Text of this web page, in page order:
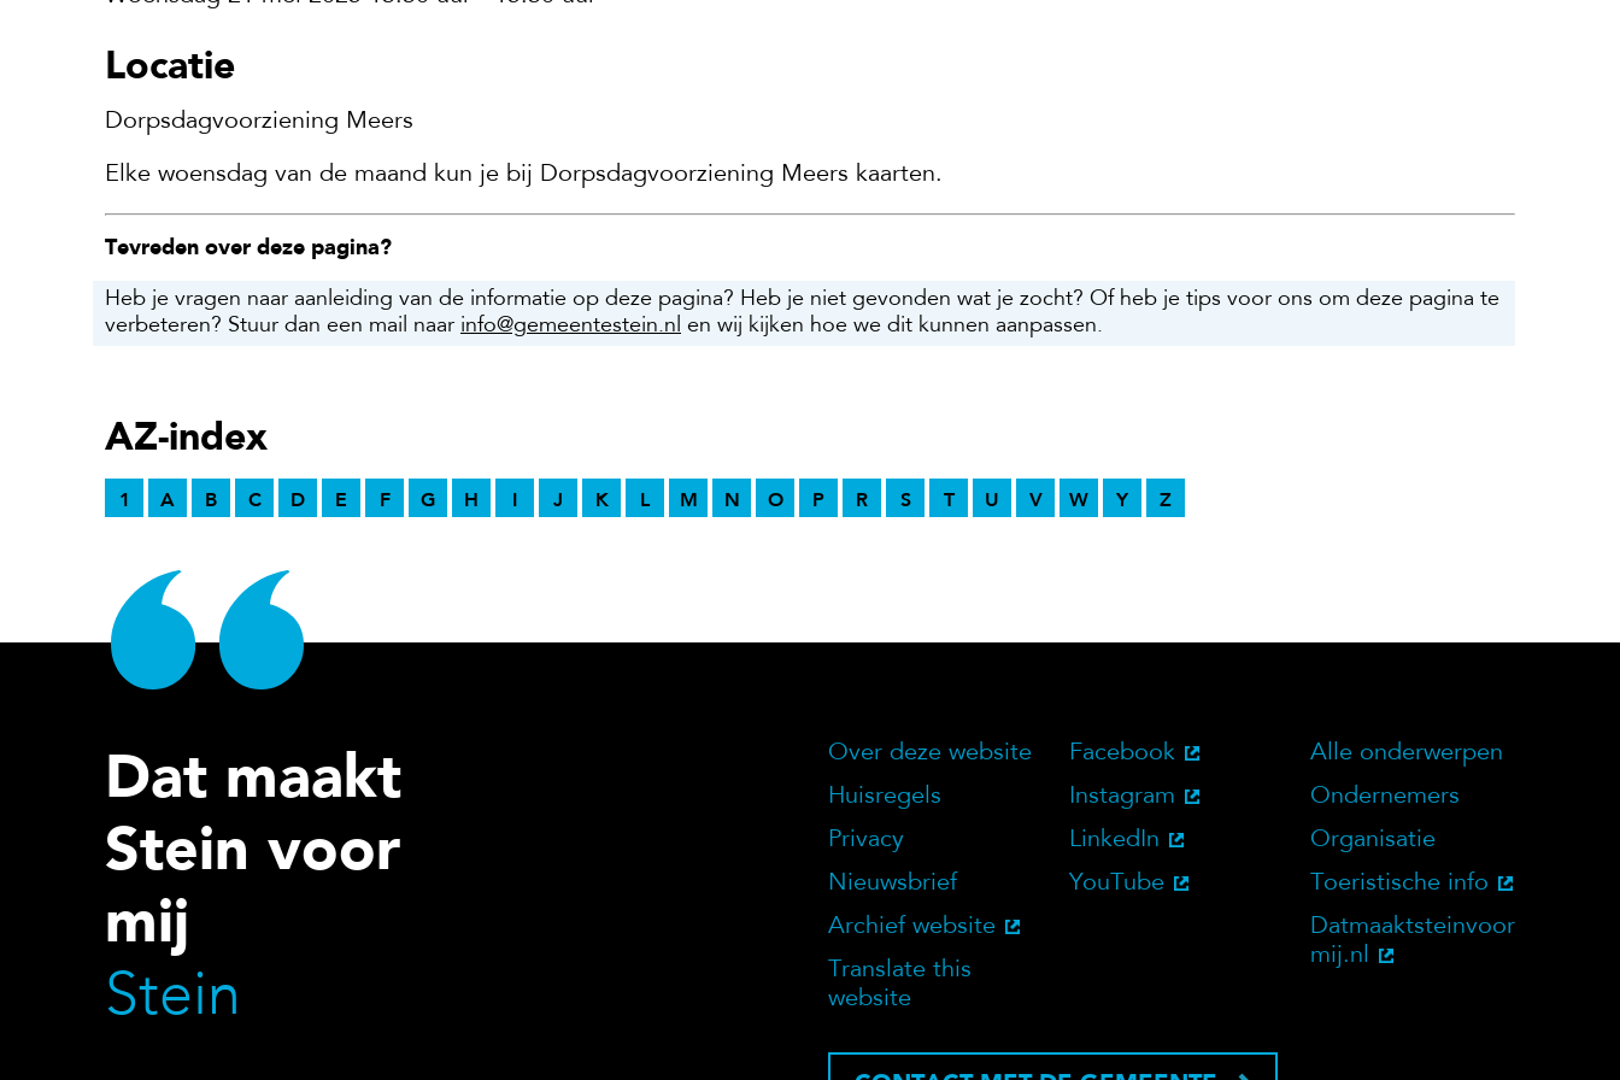
Locatie
Dorpsdagvoorziening Meers
Elke woensdag van de maand kun je bij Dorpsdagvoorziening Meers kaarten.
Tevreden over deze pagina?
Heb je vragen naar aanleiding van de informatie op deze pagina? Heb je niet gevonden wat je zocht? Of heb je tips voor ons om deze pagina te
verbeteren? Stuur dan een mail naar info@gemeentestein.nl en wij kijken hoe we dit kunnen aanpassen.
AZ-index
1 A B C D E F G H I J K L M N O P R S T U V W Y Z
Dat maakt
Stein voor
mij
Stein
Over deze website
Over deze website
Huisregels
Privacy
Nieuwsbrief
Archief website
Translate this
website
Social Media
Facebook
Instagram
LinkedIn
YouTube
Doelgroepen
Alle onderwerpen
Ondernemers
Organisatie
Toeristische info
Datmaaktsteinvoor
mij.nl